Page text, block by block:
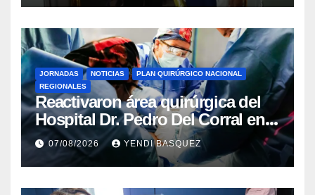
JORNADAS NOTICIAS
PLAN QUIRÚRGICO NACIONAL
REGIONALES
Reactivaron área quirúrgica del
Hospital Dr. Pedro Del Corral en
Guárico
07/08/2026 YENDI BASQUEZ